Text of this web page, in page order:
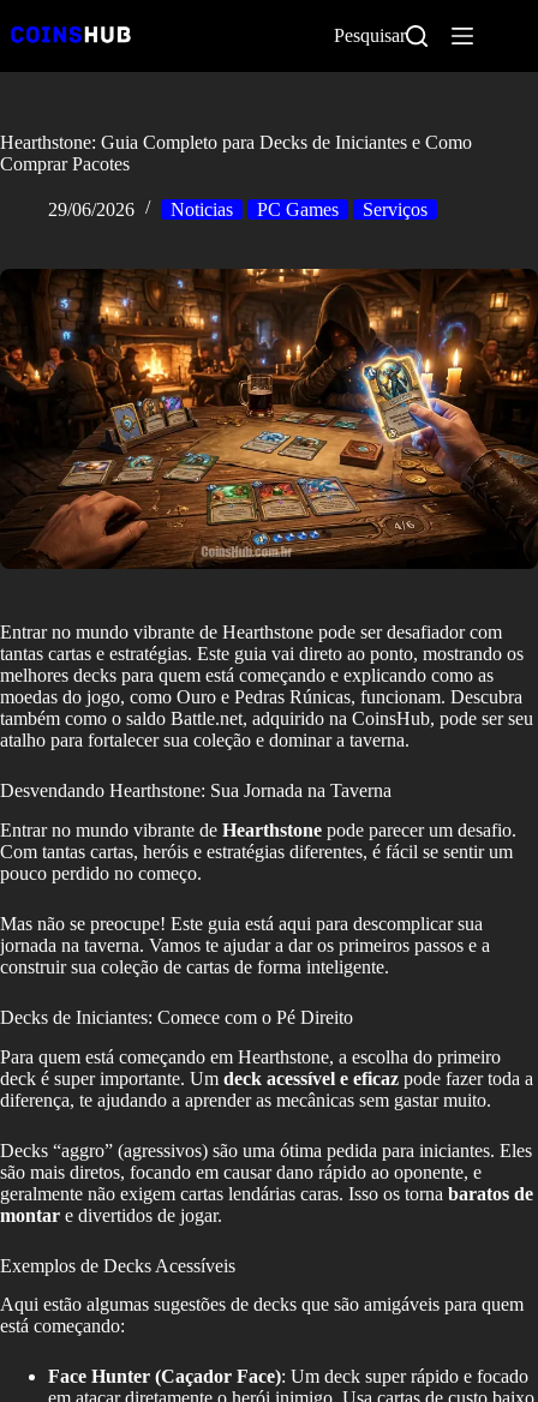
para
conteúdo
Pesquisar
Hearthstone: Guia Completo para Decks de Iniciantes e Como
Comprar Pacotes
29/06/2026 Noticias PC Games Serviços
Entrar no mundo vibrante de Hearthstone pode ser desafiador com
tantas cartas e estratégias. Este guia vai direto ao ponto, mostrando os
melhores decks para quem está começando e explicando como as
moedas do jogo, como Ouro e Pedras Rúnicas, funcionam. Descubra
também como o saldo Battle.net, adquirido na CoinsHub, pode ser seu
atalho para fortalecer sua coleção e dominar a taverna.
Desvendando Hearthstone: Sua Jornada na Taverna
Entrar no mundo vibrante de Hearthstone pode parecer um desafio.
Com tantas cartas, heróis e estratégias diferentes, é fácil se sentir um
pouco perdido no começo.
Mas não se preocupe! Este guia está aqui para descomplicar sua
jornada na taverna. Vamos te ajudar a dar os primeiros passos e a
construir sua coleção de cartas de forma inteligente.
Decks de Iniciantes: Comece com o Pé Direito
Para quem está começando em Hearthstone, a escolha do primeiro
deck é super importante. Um deck acessível e eficaz pode fazer toda a
diferença, te ajudando a aprender as mecânicas sem gastar muito.
Decks “aggro” (agressivos) são uma ótima pedida para iniciantes. Eles
são mais diretos, focando em causar dano rápido ao oponente, e
geralmente não exigem cartas lendárias caras. Isso os torna baratos de
montar e divertidos de jogar.
Exemplos de Decks Acessíveis
Aqui estão algumas sugestões de decks que são amigáveis para quem
está começando:
Face Hunter (Caçador Face): Um deck super rápido e focado